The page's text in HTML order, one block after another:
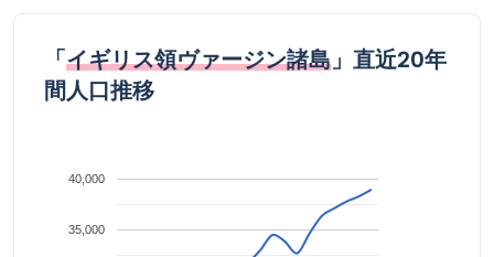
「イギリス領ヴァージン諸島」直近20年
間人口推移
35,000
40,000